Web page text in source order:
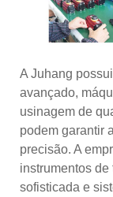
A Juhang
avançado,
usinagem de
podem garantir
precisão. A
instrumentos
sofisticada e